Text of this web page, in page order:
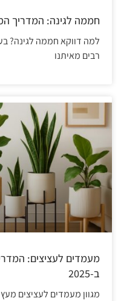
חממה לגינה: המדריך
למה דווקא חממה לגינה?
רבים מאיתנו
מעמדים לעציצים:
ב-2025
מגוון מעמדים לעציצים